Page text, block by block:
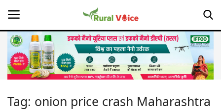
Home
Tag: onion price crash Maharashtra